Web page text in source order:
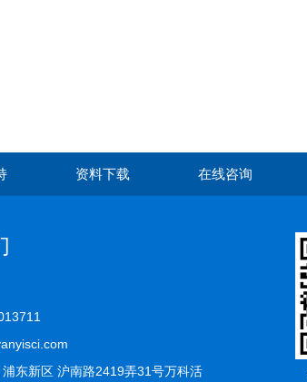
资料下载 在线咨询
东新区 沪南路2419弄31号万科活